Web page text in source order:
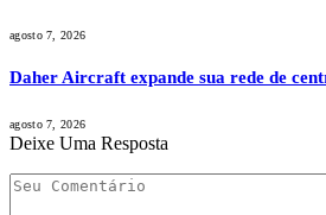
agosto 7, 2026
Daher Aircraft expande sua rede de
agosto 7, 2026
Deixe Uma Resposta